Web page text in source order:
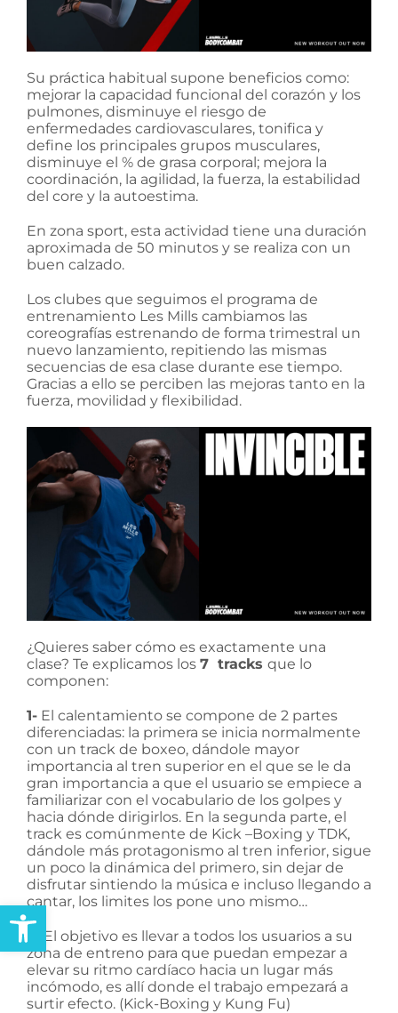
Abrir barra de herramientas
Su práctica habitual supone beneficios como:
mejorar la capacidad funcional del corazón y los
pulmones, disminuye el riesgo de
enfermedades cardiovasculares, tonifica y
define los principales grupos musculares,
disminuye el % de grasa corporal; mejora la
coordinación, la agilidad, la fuerza, la estabilidad
del core y la autoestima.
En zona sport, esta actividad tiene una duración
aproximada de 50 minutos y se realiza con un
buen calzado.
Los clubes que seguimos el programa de
entrenamiento Les Mills cambiamos las
coreografías estrenando de forma trimestral un
nuevo lanzamiento, repitiendo las mismas
secuencias de esa clase durante ese tiempo.
Gracias a ello se perciben las mejoras tanto en la
fuerza, movilidad y flexibilidad.
¿Quieres saber cómo es exactamente una
clase? Te explicamos los 7 tracks que lo
componen:
1-El calentamiento se compone de 2 partes
diferenciadas: la primera se inicia normalmente
con un track de boxeo, dándole mayor
importancia al tren superior en el que se le da
gran importancia a que el usuario se empiece a
familiarizar con el vocabulario de los golpes y
hacia dónde dirigirlos. En la segunda parte, el
track es comúnmente de Kick –Boxing y TDK,
dándole más protagonismo al tren inferior, sigue
un poco la dinámica del primero, sin dejar de
disfrutar sintiendo la música e incluso llegando a
cantar, los limites los pone uno mismo…
El objetivo es llevar a todos los usuarios a su
zona de entreno para que puedan empezar a
elevar su ritmo cardíaco hacia un lugar más
incómodo, es allí donde el trabajo empezará a
surtir efecto. (Kick-Boxing y Kung Fu)